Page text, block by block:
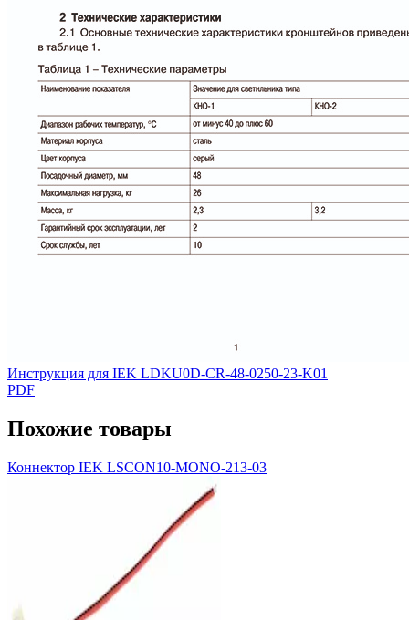
Инструкция для IEK LDKU0D-CR-48-0250-23-K01
PDF
Похожие товары
Коннектор IEK LSCON10-MONO-213-03